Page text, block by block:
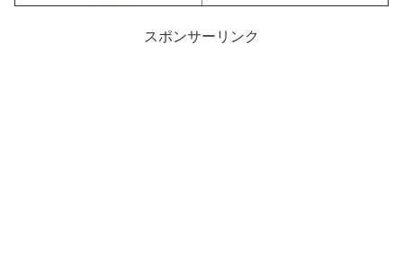
スポンサーリンク